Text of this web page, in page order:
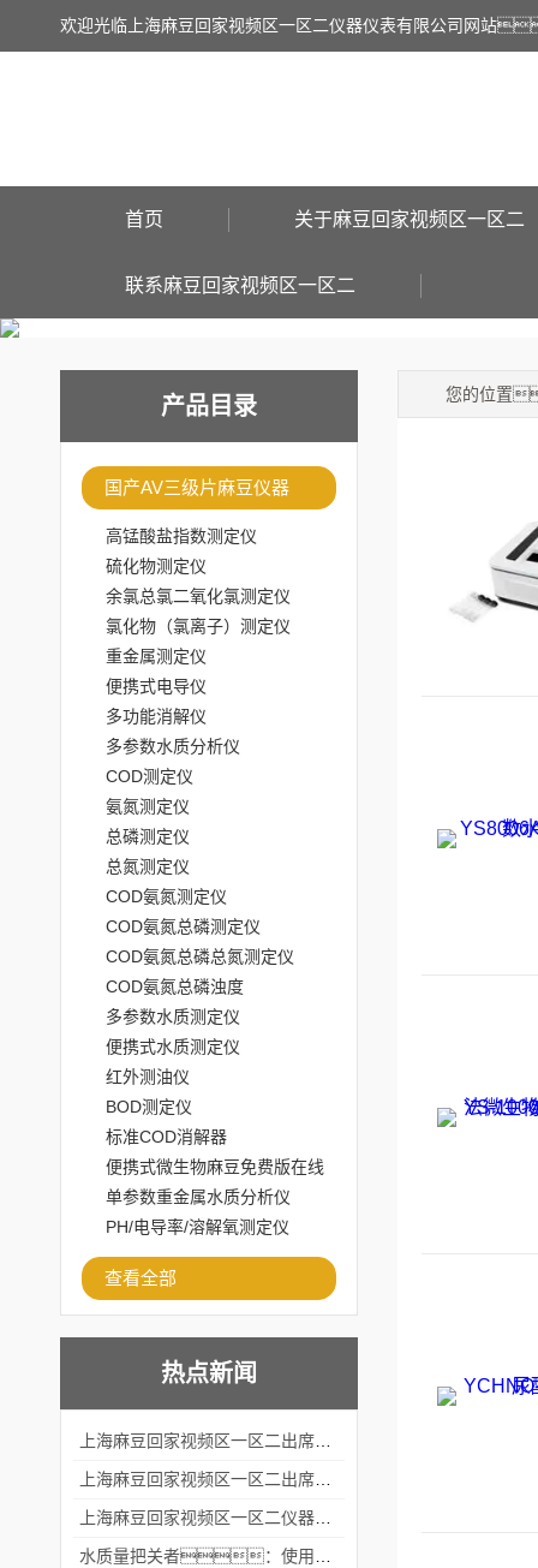
欢迎光临上海麻豆回家视频区一区二仪器仪表有限公司网站
首页 关于麻豆回家视频区一区二
联系麻豆回家视频区一区二
产品目录
国产AV三级片麻豆仪器
高锰酸盐指数测定仪
硫化物测定仪
余氯总氯二氧化氯测定仪
氯化物（氯离子）测定仪
重金属测定仪
便携式电导仪
多功能消解仪
多参数水质分析仪
COD测定仪
氨氮测定仪
总磷测定仪
总氮测定仪
COD氨氮测定仪
COD氨氮总磷测定仪
COD氨氮总磷总氮测定仪
COD氨氮总磷浊度
多参数水质测定仪
便携式水质测定仪
红外测油仪
BOD测定仪
标准COD消解器
便携式微生物麻豆免费版在线
观看
单参数重金属水质分析仪
PH/电导率/溶解氧测定仪
查看全部
热点新闻
您的位置